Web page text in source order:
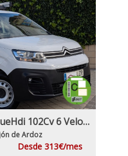
Citroen Berlingo 1.5BlueHdi 102Cv 6 Velocidades Etiqueta C IVA y Garantía Incl Nacional Historial mantenimiento
de Ardoz
Desde 313€/mes